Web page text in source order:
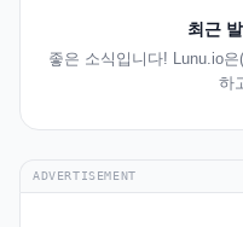
최근
좋은 소식입니다! Lunu.io
하
ADVERTISEMENT